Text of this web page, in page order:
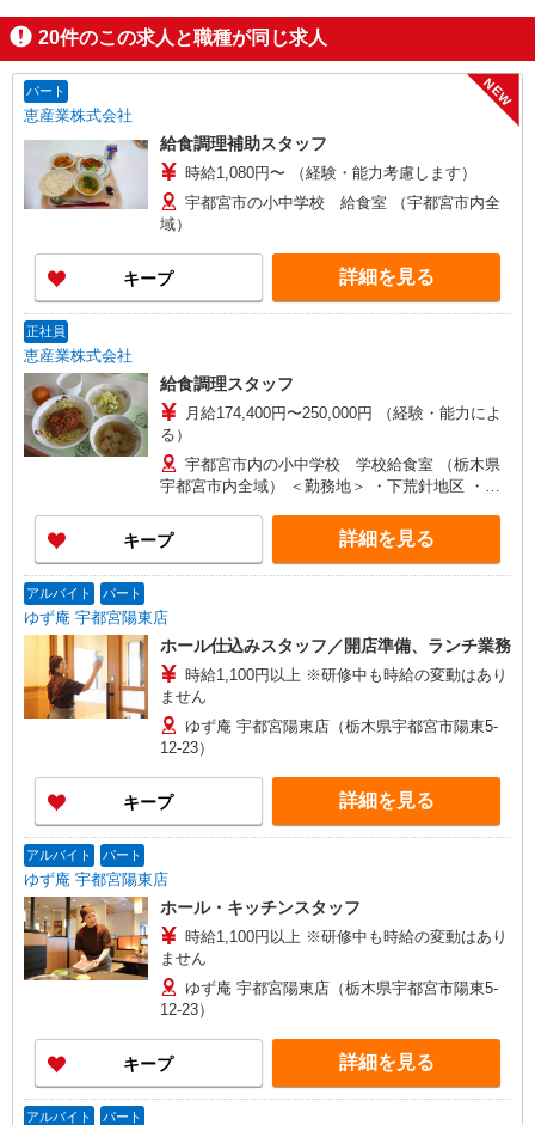
20件のこの求人と職種が同じ求人
パート
恵産業株式会社
NEW
給食調理補助スタッフ
時給1,080円〜 （経験・能力考慮します）
宇都宮市の小中学校 給食室 （宇都宮市内全
域）
キープ 詳細を見る
正社員
恵産業株式会社
給食調理スタッフ
月給174,400円〜250,000円 （経験・能力によ
る）
宇都宮市内の小中学校 学校給食室 （栃木県
宇都宮市内全域） ＜勤務地＞ ・下荒針地区 ・陽
キープ 詳細を見る
アルバイト パート
ゆず庵 宇都宮陽東店
ホール仕込みスタッフ／開店準備、ランチ業務
時給1,100円以上 ※研修中も時給の変動はあり
ません
ゆず庵 宇都宮陽東店（栃木県宇都宮市陽東5-
12-23）
キープ 詳細を見る
アルバイト パート
ゆず庵 宇都宮陽東店
ホール・キッチンスタッフ
時給1,100円以上 ※研修中も時給の変動はあり
ません
ゆず庵 宇都宮陽東店（栃木県宇都宮市陽東5-
12-23）
キープ 詳細を見る
アルバイト パート